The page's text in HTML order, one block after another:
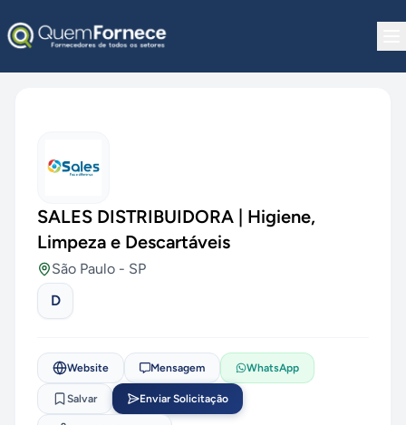
SALES DISTRIBUIDORA | Higiene,
Limpeza e Descartáveis
São Paulo - SP
D
Website Mensagem WhatsApp
Salvar Enviar Solicitação